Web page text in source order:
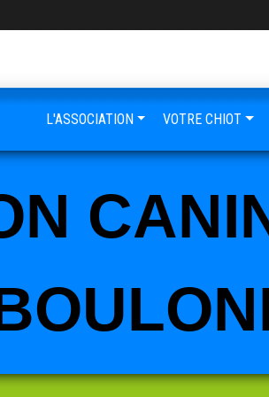
L'ASSOCIATION VOTRE CHIOT